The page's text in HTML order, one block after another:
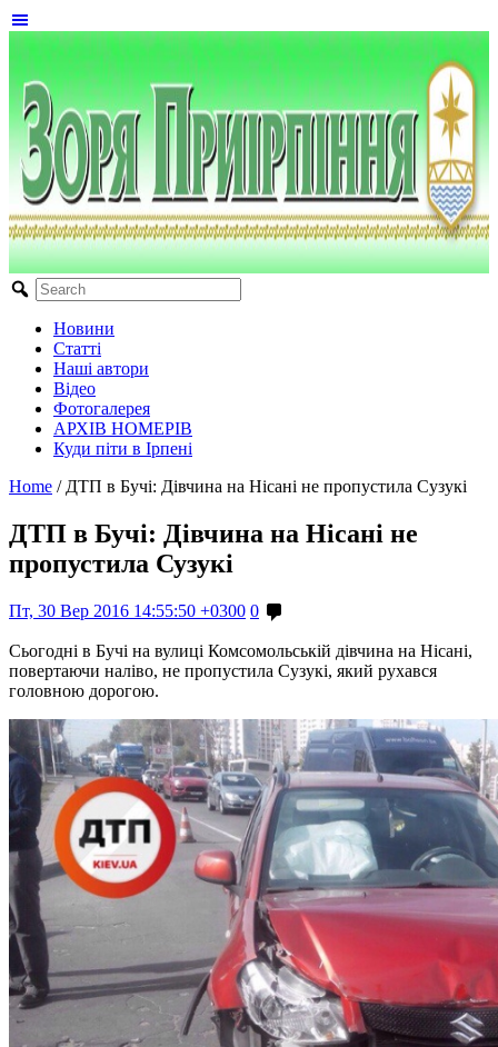
Новини
Статті
Наші автори
Відео
Фотогалерея
АРХІВ НОМЕРІВ
Куди піти в Ірпені
Home / ДТП в Бучі: Дівчина на Нісані не пропустила Сузукі
ДТП в Бучі: Дівчина на Нісані не
пропустила Сузукі
Пт, 30 Вер 2016 14:55:50 +0300 0
Сьогодні в Бучі на вулиці Комсомольській дівчина на Нісані,
повертаючи наліво, не пропустила Сузукі, який рухався
головною дорогою.